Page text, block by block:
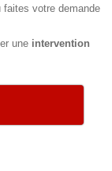
votre demande
une intervention